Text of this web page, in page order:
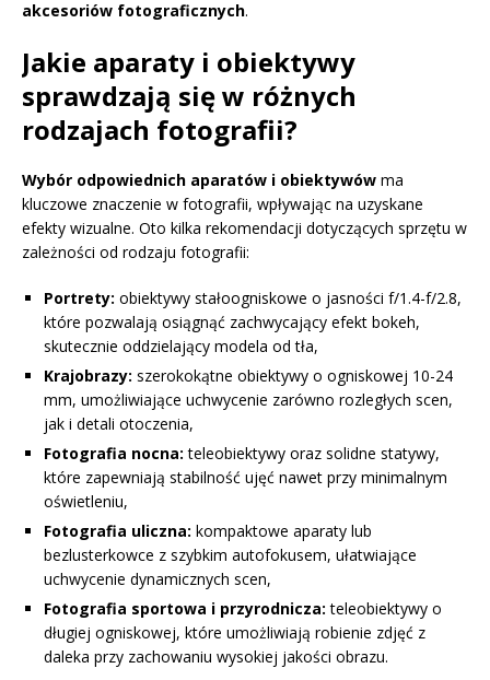
akcesoriów fotograficznych.
Jakie aparaty i obiektywy
sprawdzają się w różnych
rodzajach fotografii?
Wybór odpowiednich aparatów i obiektywów ma
kluczowe znaczenie w fotografii, wpływając na uzyskane
efekty wizualne. Oto kilka rekomendacji dotyczących sprzętu w
zależności od rodzaju fotografii:
Portrety: obiektywy stałoogniskowe o jasności f/1.4-f/2.8,
które pozwalają osiągnąć zachwycający efekt bokeh,
skutecznie oddzielający modela od tła,
Krajobrazy: szerokokątne obiektywy o ogniskowej 10-24
mm, umożliwiające uchwycenie zarówno rozległych scen,
jak i detali otoczenia,
Fotografia nocna: teleobiektywy oraz solidne statywy,
które zapewniają stabilność ujęć nawet przy minimalnym
oświetleniu,
Fotografia uliczna: kompaktowe aparaty lub
bezlusterkowce z szybkim autofokusem, ułatwiające
uchwycenie dynamicznych scen,
Fotografia sportowa i przyrodnicza: teleobiektywy o
długiej ogniskowej, które umożliwiają robienie zdjęć z
daleka przy zachowaniu wysokiej jakości obrazu.